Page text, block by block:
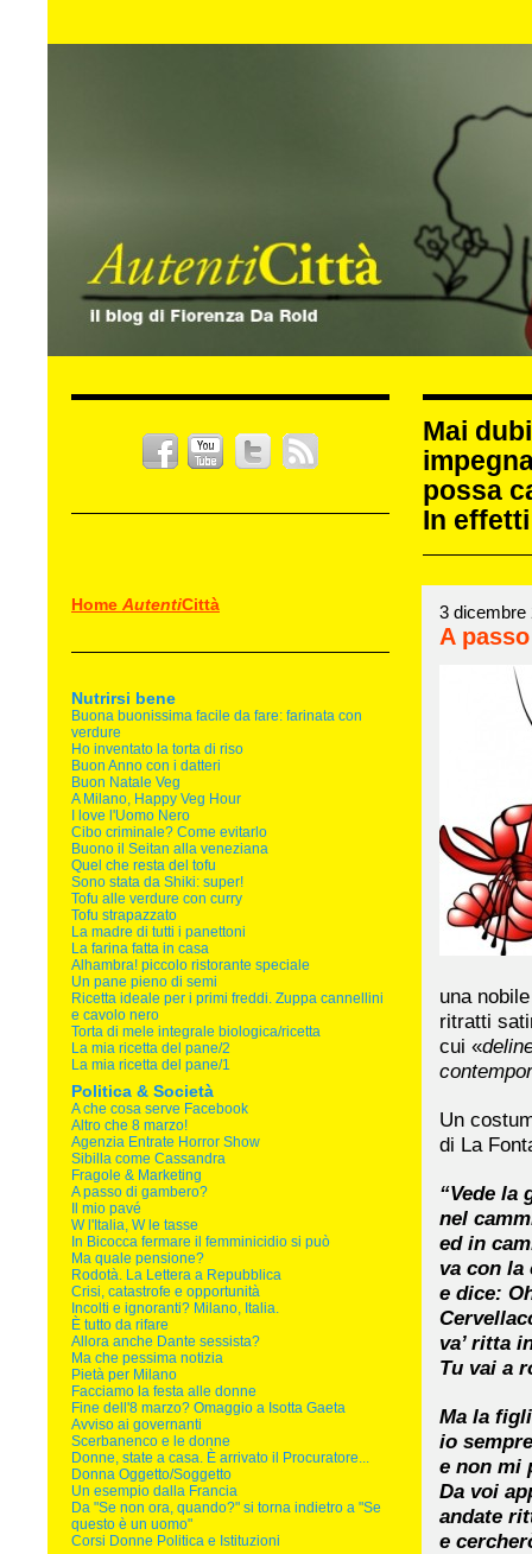
Mai
possa
In
Home AutentiCittà
Nutrirsi bene
Buona buonissima facile da fare: farinata con
verdure
Ho inventato la torta di riso
Buon Anno con i datteri
Buon Natale Veg
A Milano, Happy Veg Hour
I love l'Uomo Nero
Cibo criminale? Come evitarlo
Buono il Seitan alla veneziana
Quel che resta del tofu
Sono stata da Shiki: super!
Tofu alle verdure con curry
Tofu strapazzato
La madre di tutti i panettoni
La farina fatta in casa
Alhambra! piccolo ristorante speciale
Un pane pieno di semi
Ricetta ideale per i primi freddi. Zuppa cannellini
e cavolo nero
Torta di mele integrale biologica/ricetta
La mia ricetta del pane/2
La mia ricetta del pane/1
Politica & Società
A che cosa serve Facebook
Altro che 8 marzo!
Agenzia Entrate Horror Show
Sibilla come Cassandra
Fragole & Marketing
A passo di gambero?
Il mio pavé
W l'Italia, W le tasse
In Bicocca fermare il femminicidio si può
Ma quale pensione?
Rodotà. La Lettera a Repubblica
Crisi, catastrofe e opportunità
Incolti e ignoranti? Milano, Italia.
È tutto da rifare
Allora anche Dante sessista?
Ma che pessima notizia
Pietà per Milano
Facciamo la festa alle donne
Fine dell'8 marzo? Omaggio a Isotta Gaeta
Avviso ai governanti
Scerbanenco e le donne
Donne, state a casa. È arrivato il Procuratore...
Donna Oggetto/Soggetto
Un esempio dalla Francia
Da "Se non ora, quando?" si torna indietro a "Se
questo è un uomo"
Corsi Donne Politica e Istituzioni
3 dicembre
A
una
ritratti
cui «
Un
di La
“Vede la
nel
ed in
va con la
e dice:
va’ ritta
Tu vai a
Ma la
io
e non mi
Da voi
andate
e